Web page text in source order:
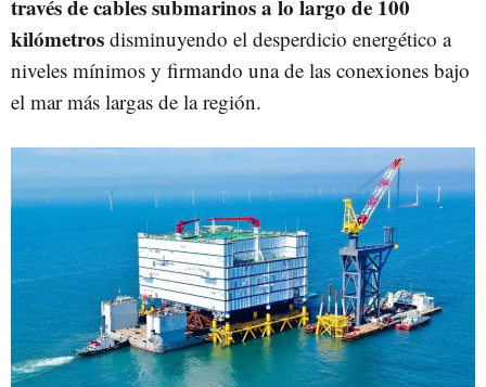
través de cables submarinos a lo largo de 100
kilómetros disminuyendo el desperdicio energético a
niveles mínimos y firmando una de las conexiones bajo
el mar más largas de la región.